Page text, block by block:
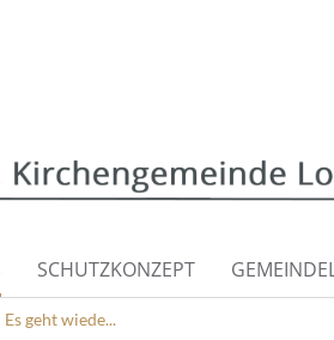
SCHUTZKONZEPT
geht wiede...